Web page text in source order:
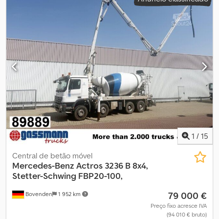
1 / 15
Bovenden 1 952 km
Central de betão móvel
Mercedes-Benz Actros 3236 B 8x4,
Stetter-Schwing FBP20-100,
79 000 €
Preço fixo acresce IVA
(94 010 € bruto)